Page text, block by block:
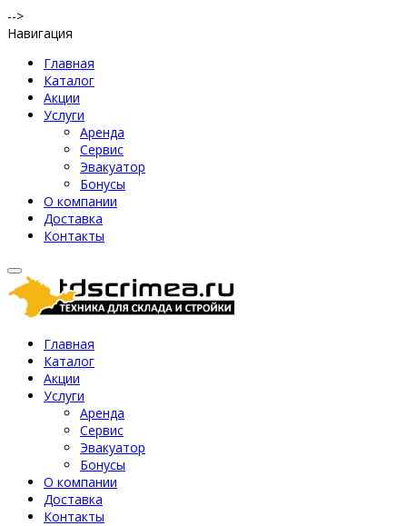
-->
Навигация
Главная
Каталог
Акции
Услуги
Аренда
Сервис
Эвакуатор
Бонусы
О компании
Доставка
Контакты
Главная
Каталог
Акции
Услуги
Аренда
Сервис
Эвакуатор
Бонусы
О компании
Доставка
Контакты